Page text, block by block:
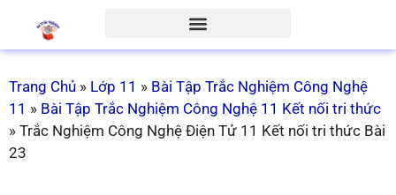
Trang Chủ » Lớp 11 » Bài Tập Trắc Nghiệm Công Nghệ
11 » Bài Tập Trắc Nghiệm Công Nghệ 11 Kết nối tri thức
» Trắc Nghiệm Công Nghệ Điện Tử 11 Kết nối tri thức Bài
23